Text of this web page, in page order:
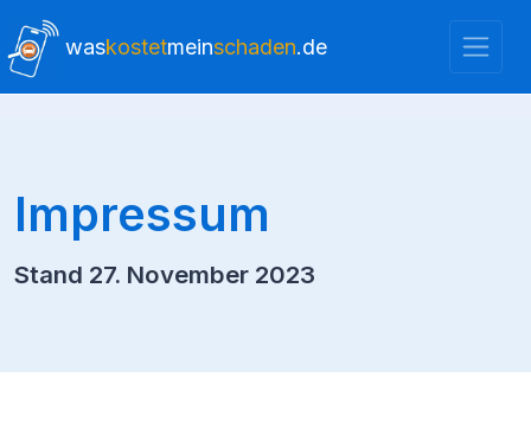
waskostetmeinschaden.de
Impressum
Stand 27. November 2023